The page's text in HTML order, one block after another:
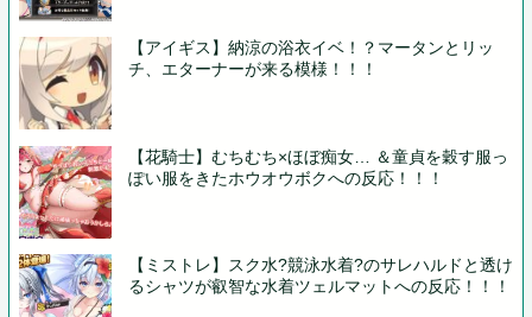
【アイギス】納涼の浴衣イベ！？マータンとリッ
チ、エターナーが来る模様！！！
【花騎士】むちむち×ほぼ痴女… ＆童貞を穀す服っ
ぽい服をきたホウオウボクへの反応！！！
【ミストレ】スク水?競泳水着?のサレハルドと透け
るシャツが叡智な水着ツェルマットへの反応！！！